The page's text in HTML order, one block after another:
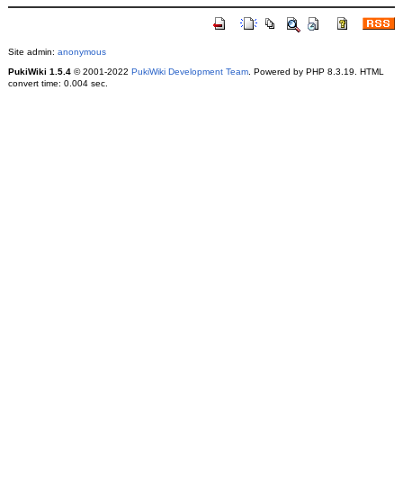
Site admin: anonymous
PukiWiki 1.5.4© 2001-2022 PukiWiki Development Team. Powered by PHP 8.3.19. HTML
convert time: 0.004 sec.